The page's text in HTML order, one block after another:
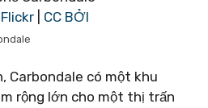
CC BỞI
Carbondale có một khu
rộng lớn cho một thị trấn